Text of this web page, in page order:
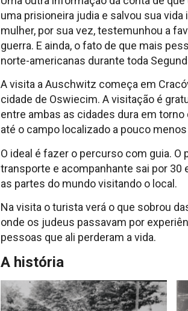
uma prisioneira judia e salvou sua
mulher, por sua vez, testemunhou a
guerra. E ainda, o fato de que mais
norte-americanas durante toda
A visita a Auschwitz começa em
cidade de Oswiecim. A visitação é
entre ambas as cidades dura em
até o campo localizado a pouco
O ideal é fazer o percurso com guia.
transporte e acompanhante sai por 30
as partes do mundo visitando o local.
Na visita o turista verá o que sobrou
onde os judeus passavam por
pessoas que ali perderam a vida.
A história